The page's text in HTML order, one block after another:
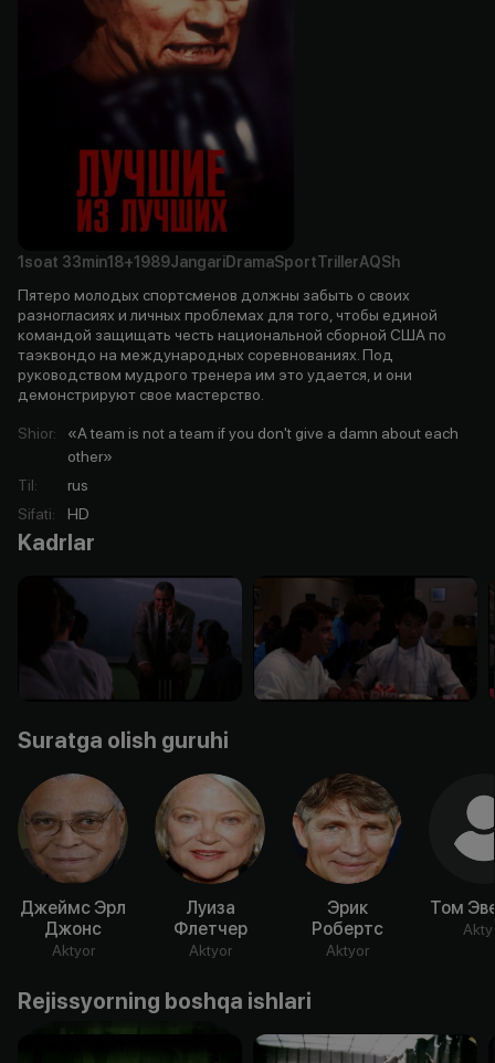
1soat 33min18+1989JangariDramaSportTrillerAQSh
Пятеро молодых спортсменов должны забыть о своих
разногласиях и личных проблемах для того, чтобы единой
командой защищать честь национальной сборной США по
таэквондо на международных соревнованиях. Под
руководством мудрого тренера им это удается, и они
демонстрируют свое мастерство.
Shior:
«A team is not a team if you don't give a damn about each
other»
Til:
rus
Sifati: HD
Kadrlar
Suratga olish guruhi
Джеймс Эрл
Джонс
Aktyor
Луиза
Флетчер
Aktyor
Эрик
Робертс
Aktyor
Том
Rejissyorning boshqa ishlari